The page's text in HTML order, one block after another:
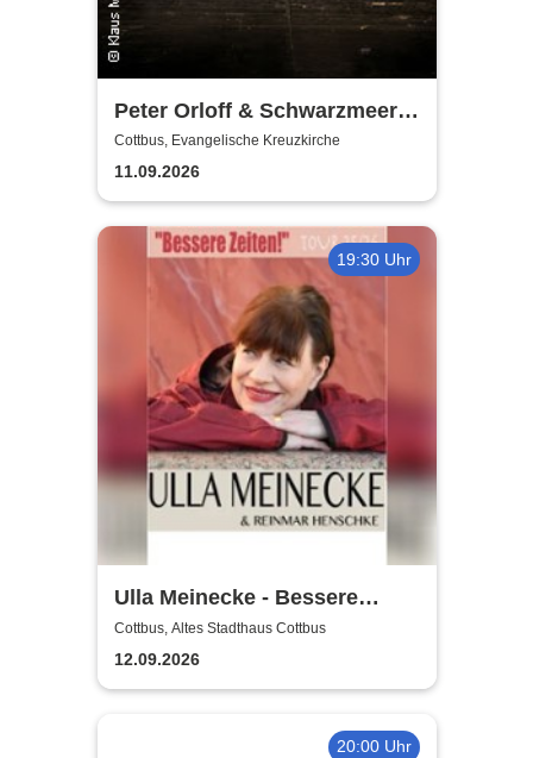
Peter Orloff & Schwarzmeer
Kosaken-Chor - Das
Wolgalied
Cottbus, Evangelische Kreuzkirche
11.09.2026
19:30 Uhr
Ulla Meinecke - Bessere
Zeiten Tour
Cottbus, Altes Stadthaus Cottbus
12.09.2026
20:00 Uhr